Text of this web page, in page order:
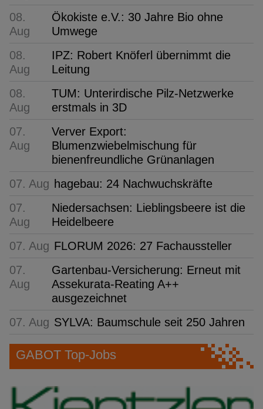
08.
Aug
Ökokiste e.V.: 30 Jahre Bio ohne
Umwege
08.
Aug
IPZ: Robert Knöferl übernimmt die
Leitung
08.
Aug
TUM: Unterirdische Pilz-Netzwerke
erstmals in 3D
07.
Aug
Verver Export:
Blumenzwiebelmischung für
bienenfreundliche Grünanlagen
07. Aug hagebau: 24 Nachwuchskräfte
07.
Aug
Niedersachsen: Lieblingsbeere ist die
Heidelbeere
07. Aug FLORUM 2026: 27 Fachaussteller
07.
Aug
Gartenbau-Versicherung: Erneut mit
Assekurata-Reating A++
ausgezeichnet
07. Aug SYLVA: Baumschule seit 250 Jahren
GABOT Top-Jobs